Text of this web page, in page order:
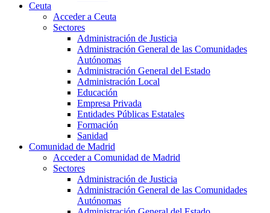
Ceuta
Acceder a Ceuta
Sectores
Administración de Justicia
Administración General de las Comunidades
Autónomas
Administración General del Estado
Administración Local
Educación
Empresa Privada
Entidades Públicas Estatales
Formación
Sanidad
Comunidad de Madrid
Acceder a Comunidad de Madrid
Sectores
Administración de Justicia
Administración General de las Comunidades
Autónomas